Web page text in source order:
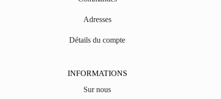
Adresses
Détails du compte
INFORMATIONS
Sur nous